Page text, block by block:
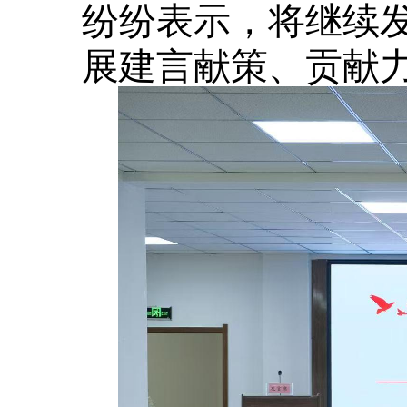
纷纷表示，将继续
展建言献策、贡献